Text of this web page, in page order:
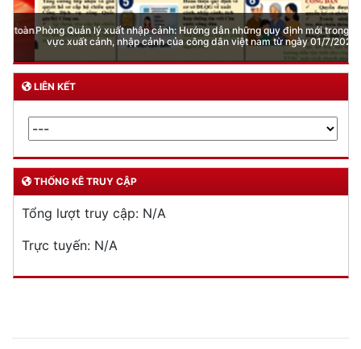
Phòng Quản lý xuất nhập cảnh: Hướng dẫn những quy định mới trong lĩnh
vực xuất cảnh, nhập cảnh của công dân việt nam từ ngày 01/7/2026
LIÊN KẾT
THỐNG KÊ TRUY CẬP
Tổng lượt truy cập: N/A
Trực tuyến: N/A